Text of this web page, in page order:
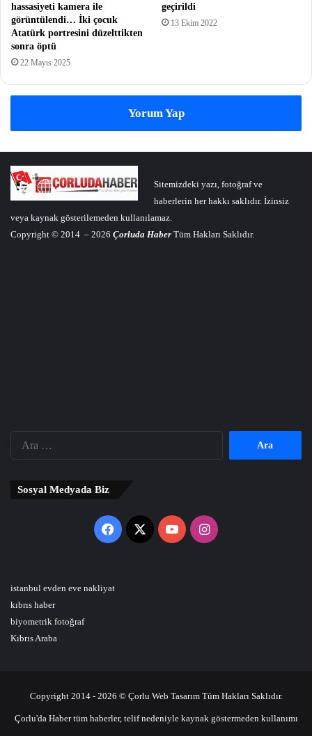
hassasiyeti kamera ile
görüntülendi… İki çocuk
Atatürk portresini düzelttikten
sonra öptü
22 Mayıs 2025
geçirildi
13 Ekim 2022
Yorum Yap
Sitemizdeki yazı, fotoğraf ve
haberlerin her hakkı saklıdır. İzinsiz
veya kaynak gösterilemeden kullanılamaz.
Copyright © 2014 – 2026 Çorluda Haber Tüm Hakları Saklıdır.
Sosyal Medyada Biz
Facebook
X YouTubeInstagram
istanbul evden eve nakliyat
kıbrıs haber
biyometrik fotoğraf
Kıbrıs Araba
Copyright 2014 - 2026 © Çorlu Web Tasarım Tüm Hakları Saklıdır.
Çorlu'da Haber tüm haberler, telif nedeniyle kaynak göstermeden kullanımı